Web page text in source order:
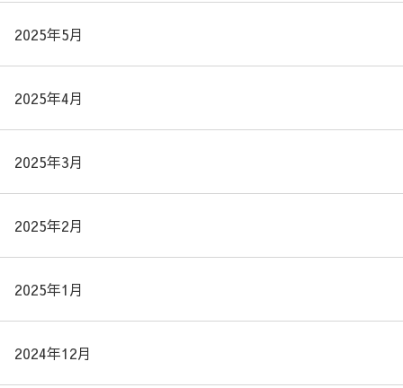
2025年5月
2025年4月
2025年3月
2025年2月
2025年1月
2024年12月